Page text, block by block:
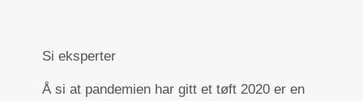
Si eksperter
Å si at pandemien har gitt et tøft 2020 er en